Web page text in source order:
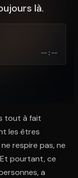
là.
--:--
tout à fait
les êtres
respire pas, ne
pourtant, ce
a